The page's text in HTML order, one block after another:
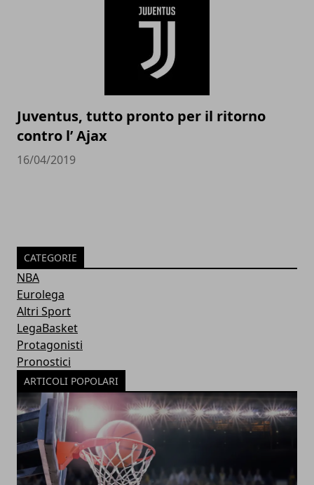
Juventus, tutto pronto per il ritorno
contro l’ Ajax
16/04/2019
CATEGORIE
NBA
Eurolega
Altri Sport
LegaBasket
Protagonisti
Pronostici
ARTICOLI POPOLARI